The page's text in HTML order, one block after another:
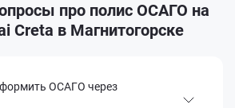
про полис ОСАГО на
Creta в Магнитогорске
ОСАГО через